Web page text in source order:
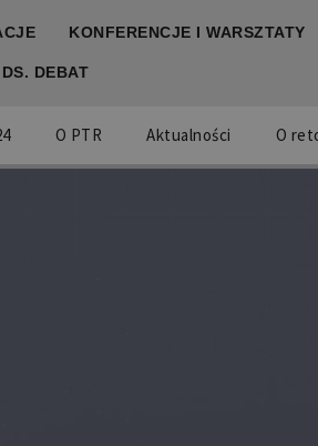
KONFERENCJE I WARSZTATY
DEBAT
O PTR Aktualności O